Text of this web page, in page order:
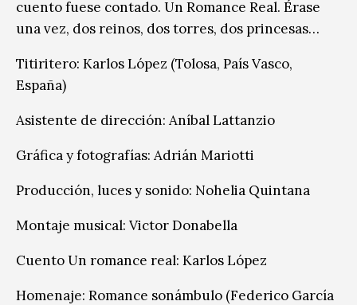
cuento fuese contado. Un Romance Real. Érase
una vez, dos reinos, dos torres, dos princesas…
Titiritero: Karlos López (Tolosa, País Vasco,
España)
Asistente de dirección: Aníbal Lattanzio
Gráfica y fotografías: Adrián Mariotti
Producción, luces y sonido: Nohelia Quintana
Montaje musical: Victor Donabella
Cuento Un romance real: Karlos López
Homenaje: Romance sonámbulo (Federico García